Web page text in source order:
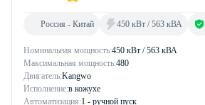
Номинальная мощность:450 кВт / 563 кВА
Максимальная мощность:480
Двигатель:Kangwo
Исполнение:в кожухе
Автоматизация:1 - ручной пуск
Россия - Китай 450 кВт / 563 кВА